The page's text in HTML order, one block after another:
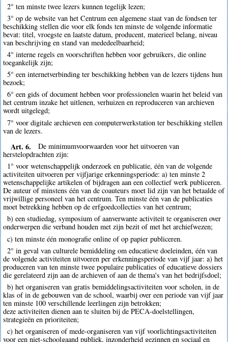
2° ten minste twee lezers kunnen tegelijk lezen;
3° op de website van het Centrum een algemene staat van de fondsen ter
beschikking stellen die voor elk fonds ten minste de volgende informatie
bevat: titel, vroegste en laatste datum, producent, materieel belang, niveau
van beschrijving en stand van mededeelbaarheid;
4° interne regels en voorschriften hebben voor gebruikers, die online
toegankelijk zijn;
5° een internetverbinding ter beschikking hebben van de lezers tijdens hun
bezoek;
6° een gids of document hebben voor professionelen waarin het beleid van
het centrum inzake het uitlenen, verhuizen en reproduceren van archieven
wordt uitgelegd;
7° voor digitale archieven een computerwerkstation ter beschikking stellen
van de lezers.
Art. 6.
De minimumvoorwaarden voor het uitvoeren van
herstelopdrachten zijn:
1° voor wetenschappelijk onderzoek en publicatie, één van de volgende
activiteiten uitvoeren per vijfjarige erkenningsperiode: a) ten minste 2
wetenschappelijke artikelen of bijdragen aan een collectief werk publiceren.
De auteur of minstens één van de coauteurs moet lid zijn van het betaalde of
vrijwillige personeel van het centrum. Ten minste één van de publicaties
moet betrekking hebben op de erfgoedcollecties van het centrum;
b) een studiedag, symposium of aanverwante activiteit te organiseren over
onderwerpen die verband houden met zijn bezit of met het archiefwezen;
c) ten minste één monografie online of op papier publiceren.
2° in geval van culturele bemiddeling om educatieve doeleinden, één van
de volgende activiteiten uitvoeren per erkenningsperiode van vijf jaar: a) het
produceren van ten minste twee populaire publicaties of educatieve dossiers
die gerelateerd zijn aan de archieven of aan de thema's van het bedrijfsdoel;
b) het organiseren van gratis bemiddelingsactiviteiten voor scholen, in de
klas of in de gebouwen van de school, waarbij over een periode van vijf jaar
ten minste 100 verschillende leerlingen zijn betrokken;
deze activiteiten dienen aan te sluiten bij de PECA-doelstellingen,
strategieën en prioriteiten;
c) het organiseren of mede-organiseren van vijf voorlichtingsactiviteiten
voor een niet-schoolgaand publiek, inzonderheid gezinnen en sociaal en